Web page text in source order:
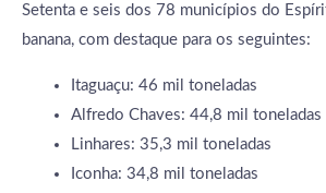
Setenta e seis dos 78 municípios do
banana, com destaque para os seguintes:
Itaguaçu: 46 mil toneladas
Alfredo Chaves: 44,8 mil toneladas
Linhares: 35,3 mil toneladas
Iconha: 34,8 mil toneladas